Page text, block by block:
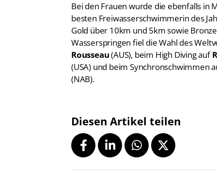
Bei den Frauen wurde die ebenfalls in
besten Freiwasserschwimmerin des
Gold über 10km und 5km sowie
Wasserspringen fiel die Wahl des
Rousseau(AUS), beim High Diving auf
(USA) und beim Synchronschwimmen
(NAB).
Diesen Artikel teilen